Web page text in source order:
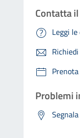
Contatta
Leggi
Problemi